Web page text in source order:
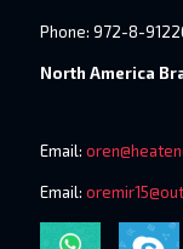
Phone: 972-8-
North America
Email:
Email: